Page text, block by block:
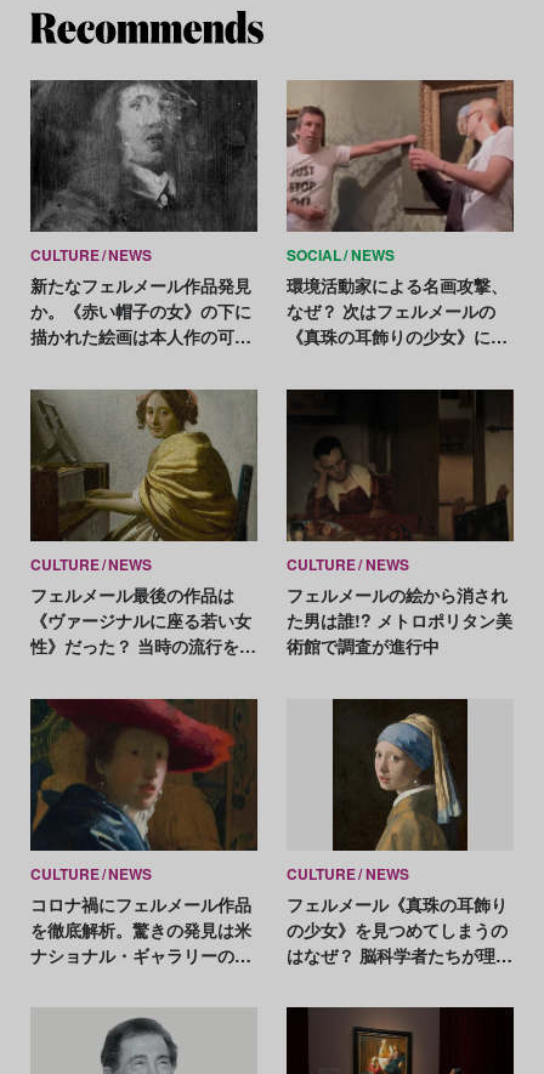
CULTURE NEWS
新たなフェルメール作品発見
か。《赤い帽子の女》の下に
描かれた絵画は本人作の可能
SOCIAL NEWS
環境活動家による名画攻撃、
なぜ？ 次はフェルメールの
《真珠の耳飾りの少女》に頭
CULTURE NEWS
フェルメール最後の作品は
《ヴァージナルに座る若い女
性》だった？ 当時の流行を考
CULTURE NEWS
フェルメールの絵から消され
た男は誰!? メトロポリタン美
術館で調査が進行中
CULTURE NEWS
コロナ禍にフェルメール作品
を徹底解析。驚きの発見は米
ナショナル・ギャラリーの展
CULTURE NEWS
フェルメール《真珠の耳飾り
の少女》を見つめてしまうの
はなぜ？ 脳科学者たちが理由